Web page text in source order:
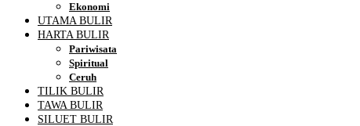
Ekonomi
UTAMA BULIR
HARTA BULIR
Pariwisata
Spiritual
Ceruh
TILIK BULIR
TAWA BULIR
SILUET BULIR